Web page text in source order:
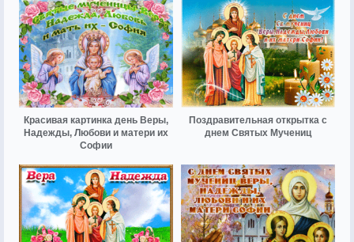
Красивая картинка день Веры,
Надежды, Любови и матери их
Софии
Поздравительная открытка с
днем Святых Мучениц